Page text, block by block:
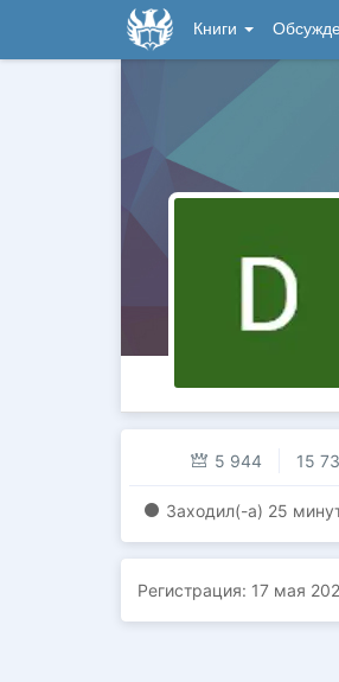
Книги
5 944 15
Заходил(-a) 25
Регистрация: 17 мая